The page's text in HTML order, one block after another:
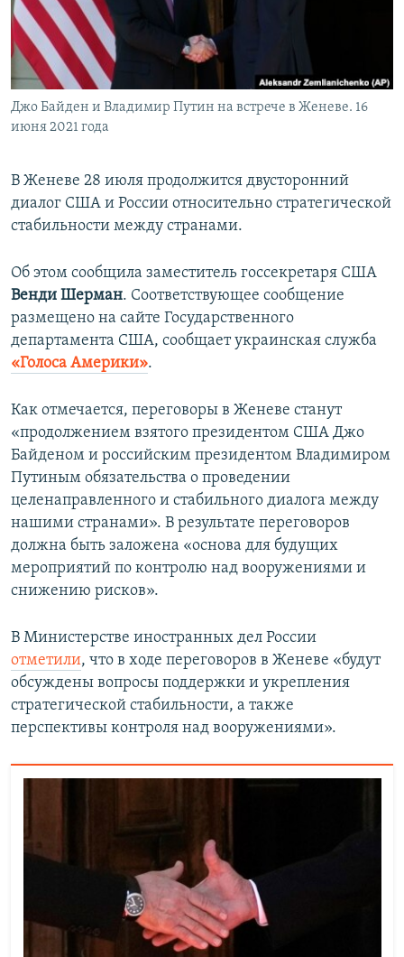
ПОБЕДИТЕЛЕЙ НЕ СУДЯТ?
КРЫМ.НЕПОКОРЕННЫЙ
ELIFBE
УКРАИНСКАЯ ПРОБЛЕМА КРЫМА
ПРИСОЕДИНЯЙТЕСЬ!
Все сайты RFE/RL
Джо Байден и Владимир Путин на встрече в Женеве. 16
июня 2021 года
В Женеве 28 июля продолжится двусторонний
диалог США и России относительно стратегической
стабильности между странами.
Об этом сообщила заместитель госсекретаря США
Венди Шерман. Соответствующее сообщение
размещено на сайте Государственного
департамента США, сообщает украинская служба
«Голоса Америки».
Как отмечается, переговоры в Женеве станут
«продолжением взятого президентом США Джо
Байденом и российским президентом Владимиром
Путиным обязательства о проведении
целенаправленного и стабильного диалога между
нашими странами». В результате переговоров
должна быть заложена «основа для будущих
мероприятий по контролю над вооружениями и
снижению рисков».
В Министерстве иностранных дел России
отметили, что в ходе переговоров в Женеве «будут
обсуждены вопросы поддержки и укрепления
стратегической стабильности, а также
перспективы контроля над вооружениями».